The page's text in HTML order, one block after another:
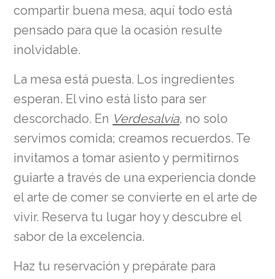
compartir buena mesa, aquí todo está
pensado para que la ocasión resulte
inolvidable.
La mesa está puesta. Los ingredientes
esperan. El vino está listo para ser
descorchado. En Verdesalvia, no solo
servimos comida; creamos recuerdos. Te
invitamos a tomar asiento y permitirnos
guiarte a través de una experiencia donde
el arte de comer se convierte en el arte de
vivir. Reserva tu lugar hoy y descubre el
sabor de la excelencia.
Haz tu reservación y prepárate para